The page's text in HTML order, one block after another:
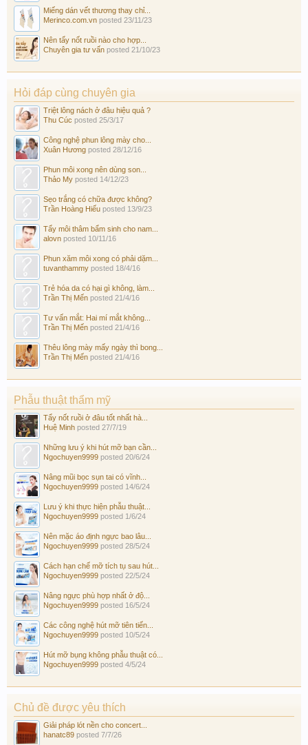
Miếng dán vết thương thay chỉ...
Merinco.com.vn posted 23/11/23
Nên tẩy nốt ruồi nào cho hợp...
Chuyên gia tư vấn posted 21/10/23
Hỏi đáp cùng chuyên gia
Triệt lông nách ở đâu hiệu quả ?
Thu Cúc posted 25/3/17
Công nghệ phun lông mày cho...
Xuân Hương posted 28/12/16
Phun môi xong nên dùng son...
Thảo My posted 14/12/23
Sẹo trắng có chữa được không?
Trần Hoàng Hiếu posted 13/9/23
Tẩy môi thâm bẩm sinh cho nam...
alovn posted 10/11/16
Phun xăm môi xong có phải dặm...
tuvanthammy posted 18/4/16
Trẻ hóa da có hại gì không, làm...
Trần Thị Mến posted 21/4/16
Tư vấn mắt: Hai mí mắt không...
Trần Thị Mến posted 21/4/16
Thêu lông mày mấy ngày thì bong...
Trần Thị Mến posted 21/4/16
Phẫu thuật thẩm mỹ
Tẩy nốt ruồi ở đâu tốt nhất hà...
Huệ Minh posted 27/7/19
Những lưu ý khi hút mỡ bạn cần...
Ngochuyen9999 posted 20/6/24
Nâng mũi bọc sụn tai có vĩnh...
Ngochuyen9999 posted 14/6/24
Lưu ý khi thực hiện phẫu thuật...
Ngochuyen9999 posted 1/6/24
Nên mặc áo định ngực bao lâu...
Ngochuyen9999 posted 28/5/24
Cách hạn chế mỡ tích tụ sau hút...
Ngochuyen9999 posted 22/5/24
Nâng ngực phù hợp nhất ở độ...
Ngochuyen9999 posted 16/5/24
Các công nghệ hút mỡ tiên tiến...
Ngochuyen9999 posted 10/5/24
Hút mỡ bụng không phẫu thuật có...
Ngochuyen9999 posted 4/5/24
Chủ đề được yêu thích
Giải pháp lót nền cho concert...
hanatc89 posted 7/7/26